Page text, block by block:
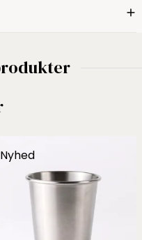
Nyhed